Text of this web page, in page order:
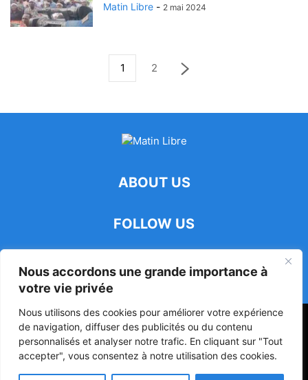
Nous accordons une grande importance à
votre vie privée
Nous utilisons des cookies pour améliorer votre expérience
de navigation, diffuser des publicités ou du contenu
personnalisés et analyser notre trafic. En cliquant sur "Tout
accepter", vous consentez à notre utilisation des cookies.
Matin Libre - 2 mai 2024
1 2
ABOUT US
FOLLOW US
47ᵉ Assemblée Mondiale sur la Protection de la Vie Privée: Me
Luciano Hounkponou représente le Bénin à Séoul